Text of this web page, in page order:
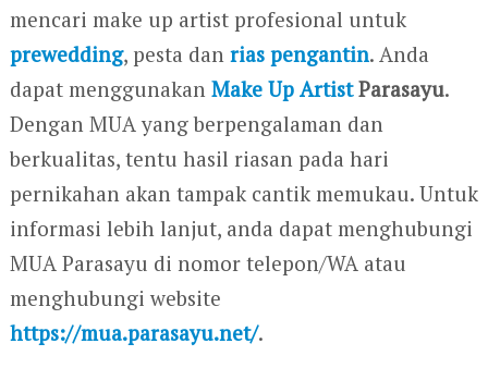
mencari make up artist profesional untuk
prewedding, pesta dan rias pengantin. Anda
dapat menggunakan Make Up ArtistParasayu.
Dengan MUA yang berpengalaman dan
berkualitas, tentu hasil riasan pada hari
pernikahan akan tampak cantik memukau. Untuk
informasi lebih lanjut, anda dapat menghubungi
MUA Parasayu di nomor telepon/WA atau
menghubungi website
https://mua.parasayu.net/.